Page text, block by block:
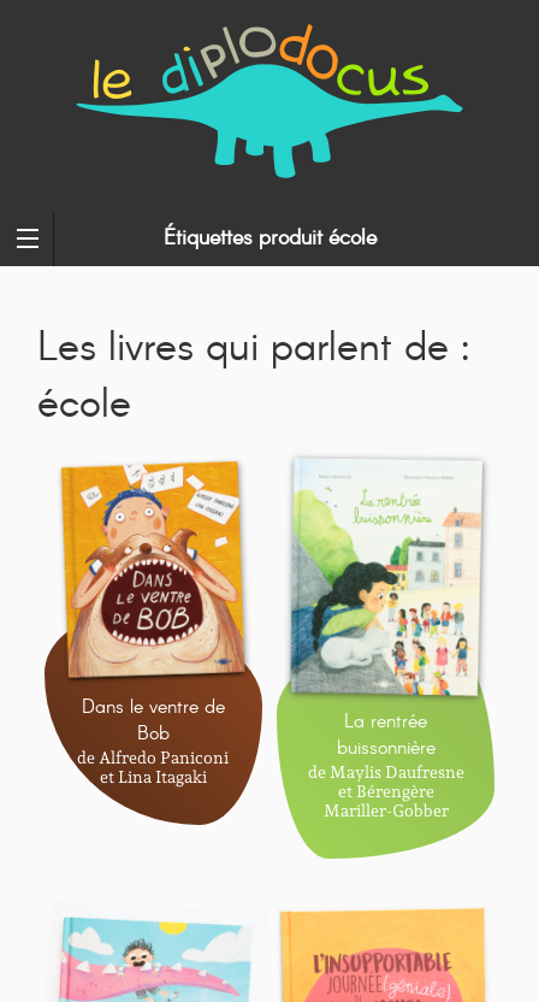
Étiquettes produit école
Les livres qui parlent de :
école
Dans le ventre de
Bob
de Alfredo Paniconi
et Lina Itagaki
La rentrée
buissonnière
de Maylis Daufresne
et Bérengère
Mariller-Gobber